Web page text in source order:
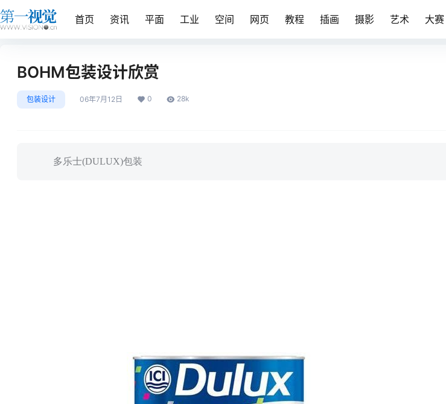
首页 资讯 平面 工业 空间 网页 教程 插画 摄影 艺术 大赛
BOHM包装设计欣赏
包装设计 06年7月12日 0 28k
多乐士(DULUX)包装